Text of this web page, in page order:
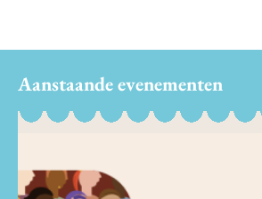
Aanstaande evenementen